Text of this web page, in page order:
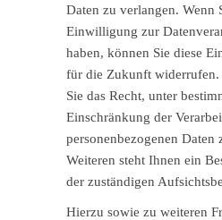
Daten zu verlangen. Wenn
Einwilligung zur
haben, können Sie diese
für die Zukunft widerrufen.
Sie das Recht, unter
Einschränkung der
personenbezogenen Daten
Weiteren steht Ihnen ein
der zuständigen
Hierzu sowie zu weiteren